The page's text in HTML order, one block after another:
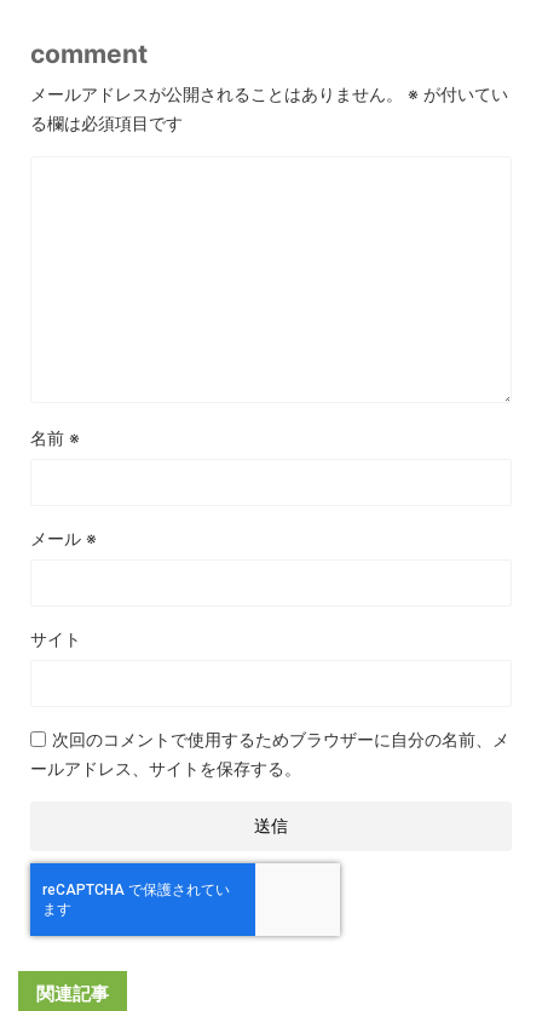
comment
メールアドレスが公開されることはありません。 ※ が付いてい
る欄は必須項目です
名前 ※
メール ※
サイト
次回のコメントで使用するためブラウザーに自分の名前、メ
ールアドレス、サイトを保存する。
関連記事